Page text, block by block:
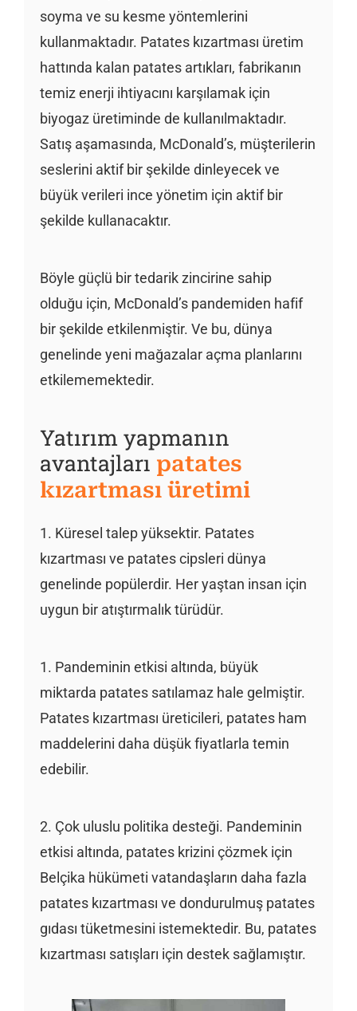
soyma ve su kesme yöntemlerini
kullanmaktadır. Patates kızartması üretim
hattında kalan patates artıkları, fabrikanın
temiz enerji ihtiyacını karşılamak için
biyogaz üretiminde de kullanılmaktadır.
Satış aşamasında, McDonald’s, müşterilerin
seslerini aktif bir şekilde dinleyecek ve
büyük verileri ince yönetim için aktif bir
şekilde kullanacaktır.
Böyle güçlü bir tedarik zincirine sahip
olduğu için, McDonald’s pandemiden hafif
bir şekilde etkilenmiştir. Ve bu, dünya
genelinde yeni mağazalar açma planlarını
etkilememektedir.
Yatırım yapmanın
avantajları patates
kızartması üretimi
1. Küresel talep yüksektir. Patates
kızartması ve patates cipsleri dünya
genelinde popülerdir. Her yaştan insan için
uygun bir atıştırmalık türüdür.
1. Pandeminin etkisi altında, büyük
miktarda patates satılamaz hale gelmiştir.
Patates kızartması üreticileri, patates ham
maddelerini daha düşük fiyatlarla temin
edebilir.
2. Çok uluslu politika desteği. Pandeminin
etkisi altında, patates krizini çözmek için
Belçika hükümeti vatandaşların daha fazla
patates kızartması ve dondurulmuş patates
gıdası tüketmesini istemektedir. Bu, patates
kızartması satışları için destek sağlamıştır.